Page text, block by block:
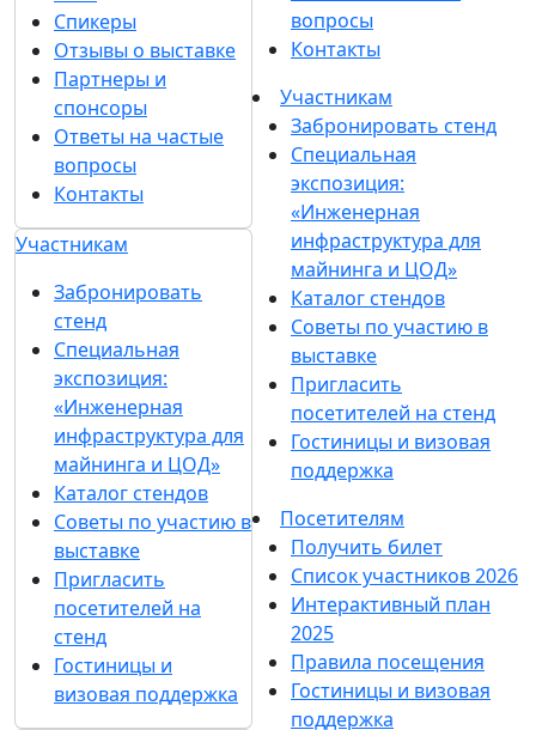
Спикеры
Отзывы о выставке
Партнеры и
спонсоры
Ответы на частые
вопросы
Контакты
Участникам
Забронировать
стенд
Специальная
экспозиция:
«Инженерная
инфраструктура для
майнинга и ЦОД»
Каталог стендов
Советы по участию в
выставке
Пригласить
посетителей на
стенд
Гостиницы и
визовая поддержка
вопросы
Контакты
Участникам
Забронировать стенд
Специальная
экспозиция:
«Инженерная
инфраструктура для
майнинга и ЦОД»
Каталог стендов
Советы по участию в
выставке
Пригласить
посетителей на стенд
Гостиницы и визовая
поддержка
Посетителям
Получить билет
Список участников 2026
Интерактивный план
2025
Правила посещения
Гостиницы и визовая
поддержка